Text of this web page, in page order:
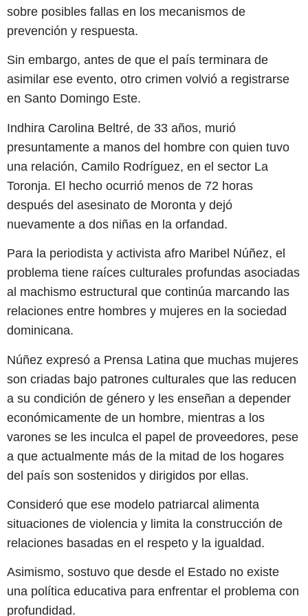
sobre posibles fallas en los mecanismos de
prevención y respuesta.
Sin embargo, antes de que el país terminara de
asimilar ese evento, otro crimen volvió a registrarse
en Santo Domingo Este.
Indhira Carolina Beltré, de 33 años, murió
presuntamente a manos del hombre con quien tuvo
una relación, Camilo Rodríguez, en el sector La
Toronja. El hecho ocurrió menos de 72 horas
después del asesinato de Moronta y dejó
nuevamente a dos niñas en la orfandad.
Para la periodista y activista afro Maribel Núñez, el
problema tiene raíces culturales profundas asociadas
al machismo estructural que continúa marcando las
relaciones entre hombres y mujeres en la sociedad
dominicana.
Núñez expresó a Prensa Latina que muchas mujeres
son criadas bajo patrones culturales que las reducen
a su condición de género y les enseñan a depender
económicamente de un hombre, mientras a los
varones se les inculca el papel de proveedores, pese
a que actualmente más de la mitad de los hogares
del país son sostenidos y dirigidos por ellas.
Consideró que ese modelo patriarcal alimenta
situaciones de violencia y limita la construcción de
relaciones basadas en el respeto y la igualdad.
Asimismo, sostuvo que desde el Estado no existe
una política educativa para enfrentar el problema con
profundidad.